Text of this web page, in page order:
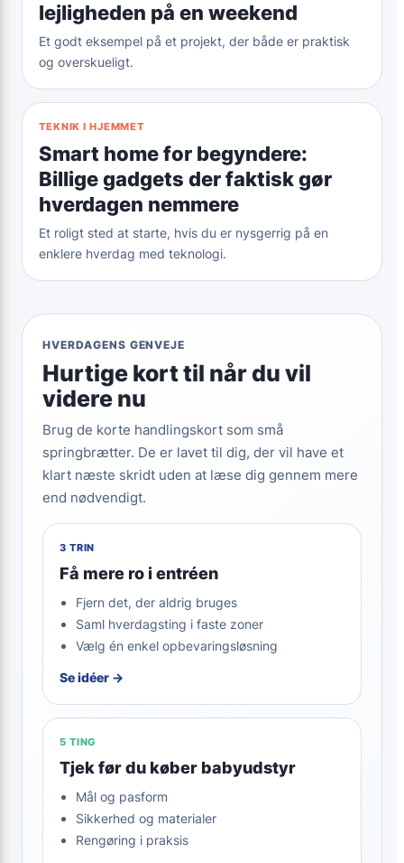
lejligheden på en weekend
Et godt eksempel på et projekt, der både er praktisk
og overskueligt.
TEKNIK I HJEMMET
Smart home for begyndere:
Billige gadgets der faktisk gør
hverdagen nemmere
Et roligt sted at starte, hvis du er nysgerrig på en
enklere hverdag med teknologi.
HVERDAGENS GENVEJE
Hurtige kort til når du vil
videre nu
Brug de korte handlingskort som små
springbrætter. De er lavet til dig, der vil have et
klart næste skridt uden at læse dig gennem mere
end nødvendigt.
3 TRIN
Få mere ro i entréen
Fjern det, der aldrig bruges
Saml hverdagsting i faste zoner
Vælg én enkel opbevaringsløsning
Se idéer →
5 TING
Tjek før du køber babyudstyr
Mål og pasform
Sikkerhed og materialer
Rengøring i praksis